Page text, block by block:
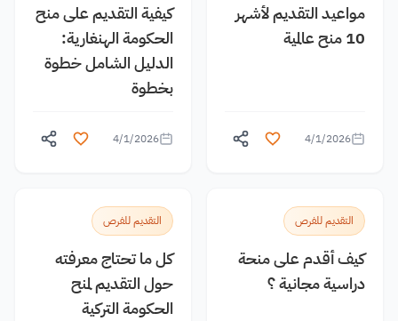
مواعيد التقديم لأشهر
10 منح عالمية
4/1/2026
كيفية التقديم على منح
الحكومة الهنغارية:
الدليل الشامل خطوة
بخطوة
4/1/2026
التقديم للفرص
كيف أقدم على منحة
دراسية مجانية ؟
التقديم للفرص
كل ما تحتاج معرفته
حول التقديم لمنح
الحكومة التركية